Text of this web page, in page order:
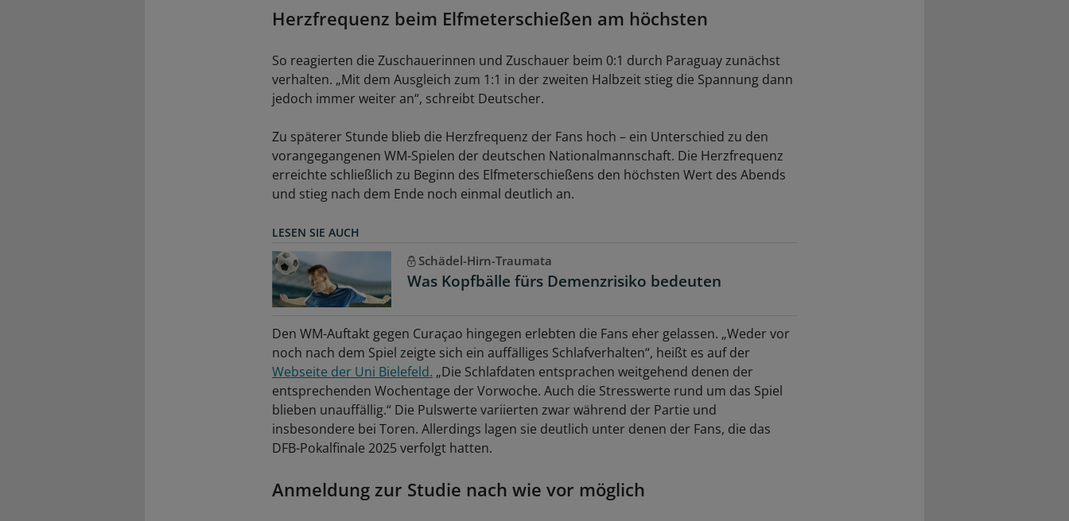
Herzfrequenz beim Elfmeterschießen am höchsten
So reagierten die Zuschauerinnen und Zuschauer beim 0:1 durch Paraguay zunächst
verhalten. „Mit dem Ausgleich zum 1:1 in der zweiten Halbzeit stieg die Spannung dann
jedoch immer weiter an“, schreibt Deutscher.
Zu späterer Stunde blieb die Herzfrequenz der Fans hoch – ein Unterschied zu den
vorangegangenen WM-Spielen der deutschen Nationalmannschaft. Die Herzfrequenz
erreichte schließlich zu Beginn des Elfmeterschießens den höchsten Wert des Abends
und stieg nach dem Ende noch einmal deutlich an.
LESEN SIE AUCH
Schädel-Hirn-Traumata
Was Kopfbälle fürs Demenzrisiko bedeuten
Den WM-Auftakt gegen Curaçao hingegen erlebten die Fans eher gelassen. „Weder vor
noch nach dem Spiel zeigte sich ein auffälliges Schlafverhalten“, heißt es auf der
Webseite der Uni Bielefeld. „Die Schlafdaten entsprachen weitgehend denen der
entsprechenden Wochentage der Vorwoche. Auch die Stresswerte rund um das Spiel
blieben unauffällig.“ Die Pulswerte variierten zwar während der Partie und
insbesondere bei Toren. Allerdings lagen sie deutlich unter denen der Fans, die das
DFB-Pokalfinale 2025 verfolgt hatten.
Anmeldung zur Studie nach wie vor möglich